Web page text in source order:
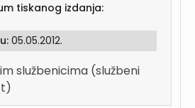
tiskanog izdanja:
05.05.2012.
službenicima (službeni